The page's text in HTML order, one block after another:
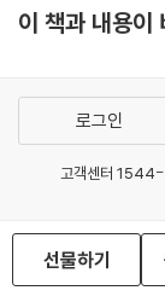
이 책과 내용이
선물하기
로그인
고객센터
이용